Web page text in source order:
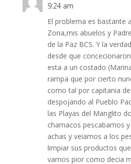
9:24 am
El problema es bastante
Zona,mis abuelos y
de la Paz BCS. Y la
desde que
esta a un costado
rampa que por cierto
como tal por capitania
despojando al Pueblo
las Playas del Manglito
chamacos pescabamos
achas y veiamos a los
limpiar sus productos
vamos pior como decia